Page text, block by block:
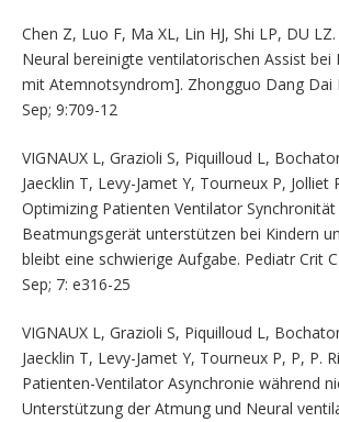
Chen Z, Luo F, Ma XL, Lin HJ, Shi LP, DU
Neural bereinigte ventilatorischen Assist bei
mit Atemnotsyndrom]. Zhongguo Dang Dai
Sep; 9:709-12
VIGNAUX L, Grazioli S, Piquilloud L,
Jaecklin T, Levy-Jamet Y, Tourneux P, Jolliet
Optimizing Patienten Ventilator
Beatmungsgerät unterstützen bei Kindern
bleibt eine schwierige Aufgabe. Pediatr Crit
Sep; 7: e316-25
VIGNAUX L, Grazioli S, Piquilloud L,
Jaecklin T, Levy-Jamet Y, Tourneux P, P, P.
Patienten-Ventilator Asynchronie während
Unterstützung der Atmung und Neural